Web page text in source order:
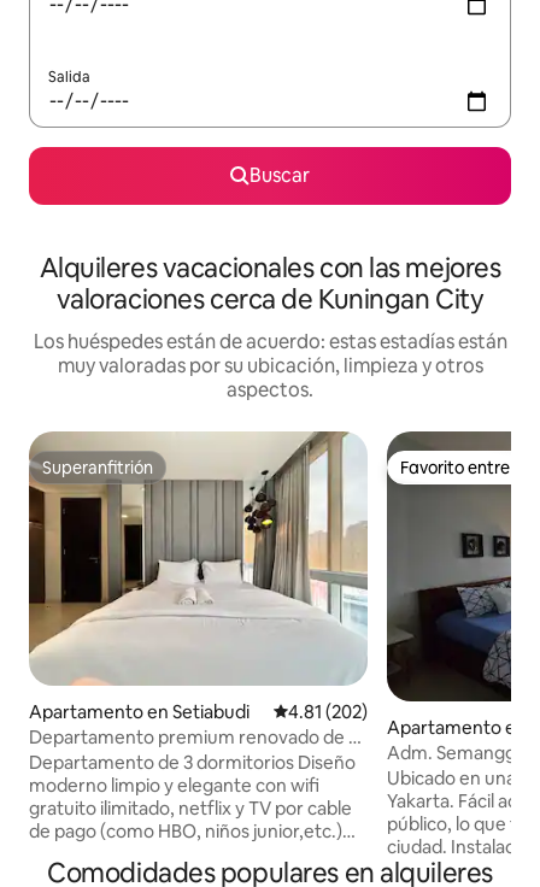
Salida
Buscar
Alquileres vacacionales con las mejores
valoraciones cerca de Kuningan City
Los huéspedes están de acuerdo: estas estadías están
muy valoradas por su ubicación, limpieza y otros
aspectos.
Superanfitrión
Superanfitrión
Apartamento en Setiabudi Calificación promedio: 4.81 de
4.81 (202)
Departamento premium renovado de 3
recámaras en Kuningan
Departamento de 3 dormitorios Diseño
moderno limpio y elegante con wifi
gratuito ilimitado, netflix y TV por cable
de pago (como HBO, niños junior,etc.)
de la oficina del CBD, igual que la suite
Favorito entre
Favorito entre
Apartamento en
Adm. Semanggi,
de la CIUDAD
Ubicado en una
Yakarta. Fácil
público, lo que
ciudad. Instalaciones para su comodidad,
como piscina,
Comodidades populares en alquileres